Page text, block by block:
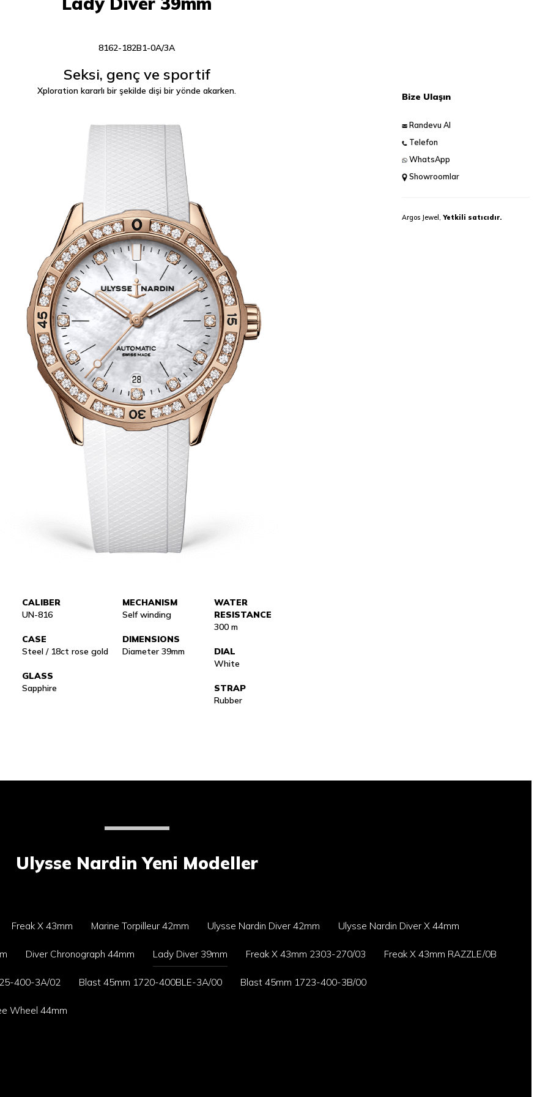
8162-182B1-0A/3A
Seksi, genç ve sportif
Xploration kararlı bir şekilde dişi bir yönde akarken.
CALIBER
UN-816
CASE
Steel / 18ct rose gold
GLASS
Sapphire
MECHANISM
Self winding
DIMENSIONS
Diameter 39mm
WATER
RESISTANCE
300 m
DIAL
White
STRAP
Rubber
Bize Ulaşın
Randevu Al
Telefon
WhatsApp
Showroomlar
Argos Jewel,Yetkili satıcıdır.
Ulysse Nardin Yeni Modeller
Freak X 43mm Marine Torpilleur 42mm Ulysse Nardin Diver 42mm Ulysse Nardin Diver X 44mm
Diver Chronograph 44mm Lady Diver 39mm Freak X 43mm 2303-270/03 Freak X 43mm RAZZLE/0B
400-3A/02 Blast 45mm 1720-400BLE-3A/00 Blast 45mm 1723-400-3B/00
Wheel 44mm